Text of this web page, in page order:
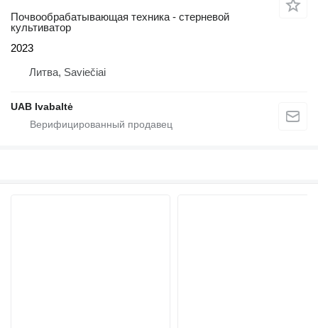
Почвообрабатывающая техника - стерневой
культиватор
2023
Литва, Saviečiai
UAB Ivabaltė